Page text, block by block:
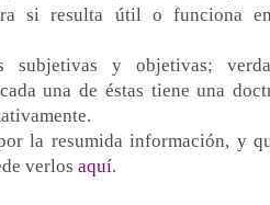
si resulta útil o funciona
subjetivas y objetivas;
una de éstas tiene una
la resumida información, y
verlos aquí.